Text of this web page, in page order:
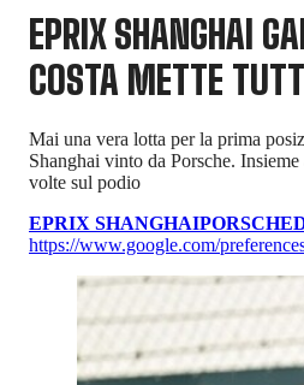
EPRIX SHANGHAI
COSTA METTE
Mai una vera lotta per la prima
Shanghai vinto da Porsche.
volte sul podio
EPRIX SHANGHAIPORSCHE
https://www.google.com/